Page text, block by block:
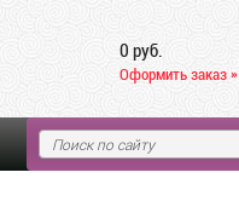
0 руб.
Оформить заказ »